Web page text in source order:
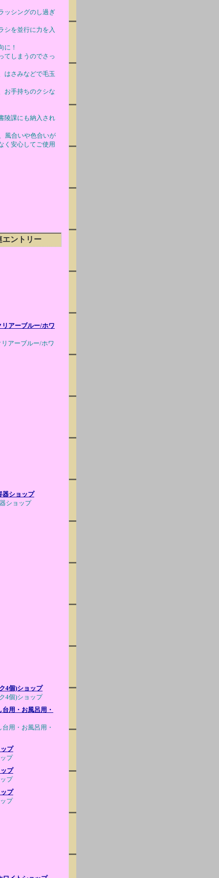
ッシングのし過ぎ
シを並行に力を入
に！
てしまうのでさっ
はさみなどで毛玉
お手持ちのクシな
陵課にも納入され
風合いや色合いが
く安心してご使用
ントリー
アーブルー/ホワ
アーブルー/ホワ
器ショップ
ショップ
4個)ショップ
4個)ショップ
用・お風呂用・
用・お風呂用・
プ
プ
プ
プ
プ
プ